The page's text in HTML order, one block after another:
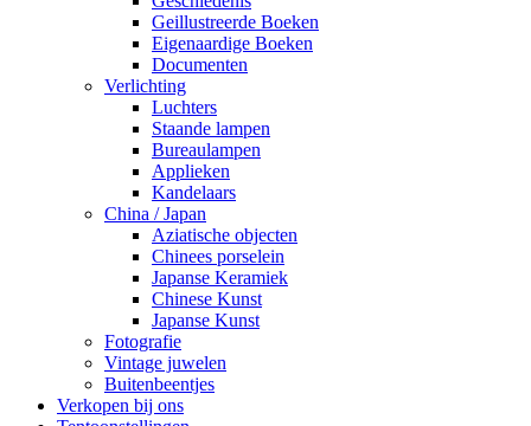
Geillustreerde Boeken
Eigenaardige Boeken
Documenten
Verlichting
Luchters
Staande lampen
Bureaulampen
Applieken
Kandelaars
China / Japan
Aziatische objecten
Chinees porselein
Japanse Keramiek
Chinese Kunst
Japanse Kunst
Fotografie
Vintage juwelen
Buitenbeentjes
Verkopen bij ons